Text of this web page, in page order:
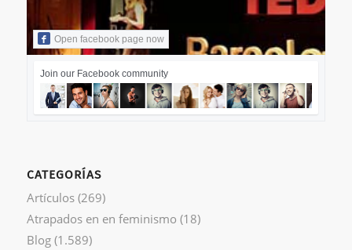
Open facebook page now
Join our Facebook community
CATEGORÍAS
Artículos(269)
Atrapados en en feminismo (18)
Blog(1.589)